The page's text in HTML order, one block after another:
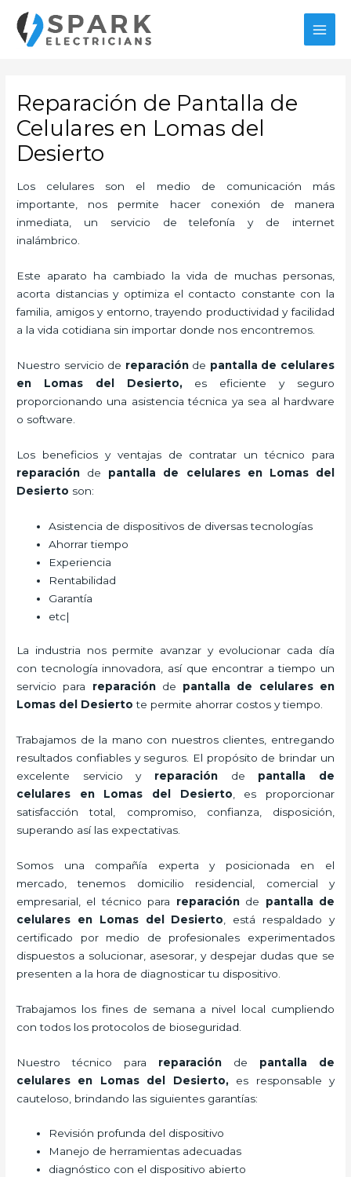
contenido
Reparación de Pantalla de
Celulares en Lomas del
Desierto
Los celulares son el medio de comunicación más
importante, nos permite hacer conexión de manera
inmediata, un servicio de telefonía y de internet
inalámbrico.
Este aparato ha cambiado la vida de muchas personas,
acorta distancias y optimiza el contacto constante con la
familia, amigos y entorno, trayendo productividad y facilidad
a la vida cotidiana sin importar donde nos encontremos.
Nuestro servicio de reparaciónde pantalla de celulares
en Lomas del Desierto,es eficiente y seguro
proporcionando una asistencia técnica ya sea al hardware
o software.
Los beneficios y ventajas de contratar un técnico para
reparación de pantalla de celulares
en Lomas del
Desierto son:
Asistencia de dispositivos de diversas tecnologías
Ahorrar tiempo
Experiencia
Rentabilidad
Garantía
etc|
La industria nos permite avanzar y evolucionar cada día
con tecnología innovadora, así que encontrar a tiempo un
servicio para reparaciónde pantalla de celularesen
Lomas del Desierto te permite ahorrar costos y tiempo.
Trabajamos de la mano con nuestros clientes, entregando
resultados confiables y seguros. El propósito de brindar un
excelente servicio y reparación de
pantalla de
celulares en Lomas del Desierto , es proporcionar
satisfacción total, compromiso, confianza, disposición,
superando así las expectativas.
Somos una compañía experta y posicionada en el
mercado, tenemos domicilio residencial, comercial y
empresarial, el técnico para reparaciónde
pantalla de
celulares en Lomas del Desierto , está respaldado y
certificado por medio de profesionales experimentados
dispuestos a solucionar, asesorar, y despejar dudas que se
presenten a la hora de diagnosticar tu dispositivo.
Trabajamos los fines de semana a nivel local cumpliendo
con todos los protocolos de bioseguridad.
Nuestro técnico para reparación de
pantalla de
celulares en Lomas del Desierto, es responsable y
cauteloso, brindando las siguientes garantías:
Revisión profunda del dispositivo
Manejo de herramientas adecuadas
diagnóstico con el dispositivo abierto